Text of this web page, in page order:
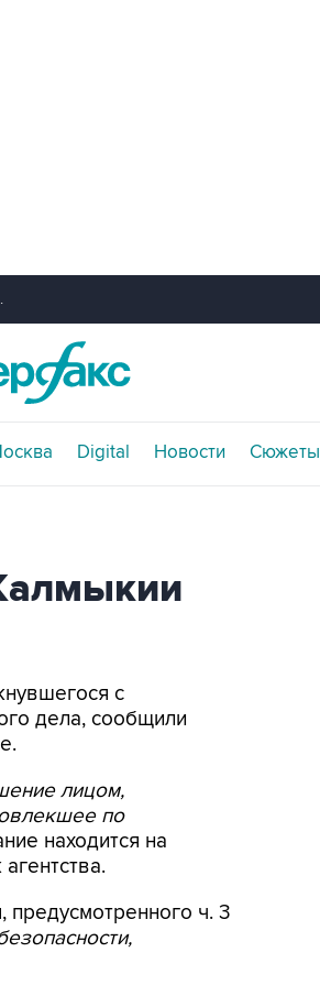
Digital Новости Сюжеты
с
дела, сообщили
лицом,
по
находится на
ч. 3